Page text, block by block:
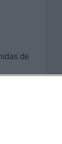
de
de